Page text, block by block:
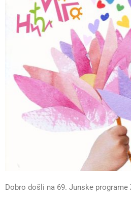
Dobro došli na 69. Junske programe